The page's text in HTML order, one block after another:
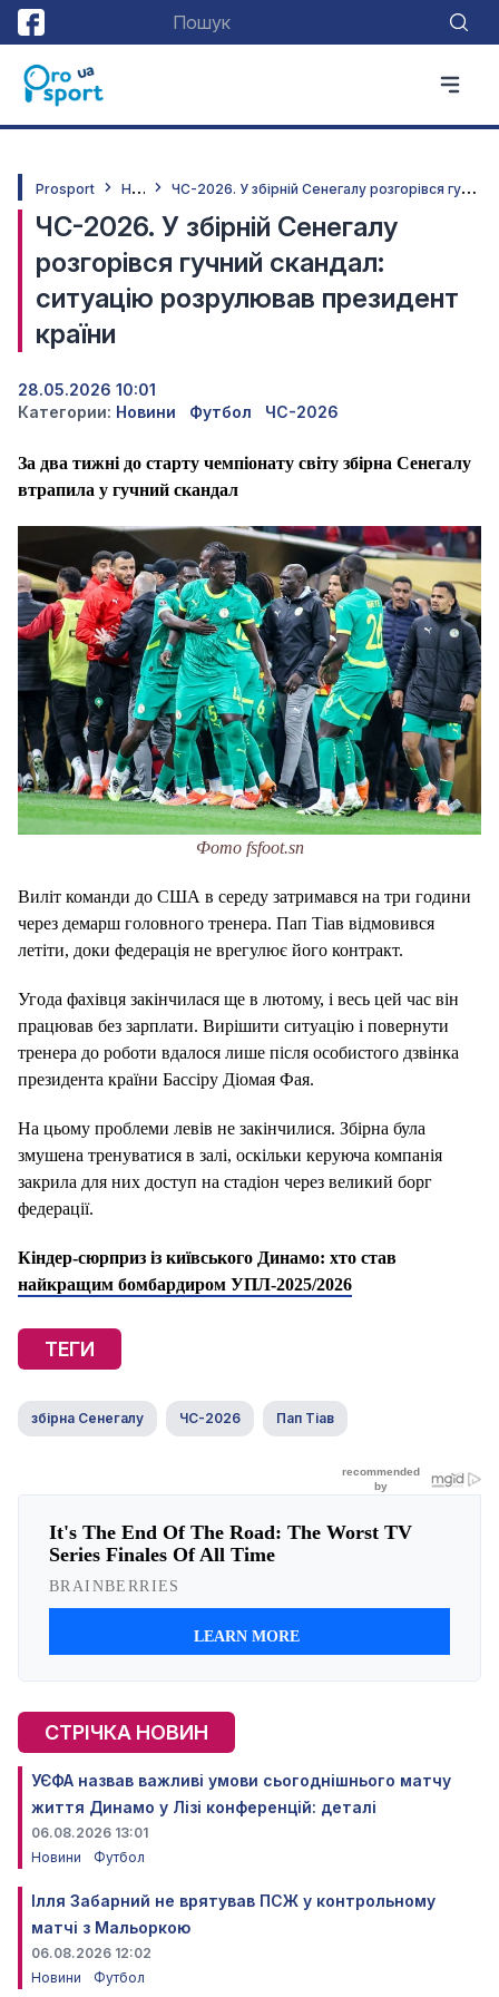
Prosport Н
овини Ч
С-2026. У збірній Сенегалу розгорівся гучний скандал: ситуацію розрулював президент країни
ЧС-2026. У збірній Сенегалу
розгорівся гучний скандал:
ситуацію розрулював президент
країни
28.05.2026 10:01
Категории: Новини Футбол ЧС-2026
За два тижні до старту чемпіонату світу збірна Сенегалу
втрапила у гучний скандал
Фото fsfoot.sn
Виліт команди до США в середу затримався на три години
через демарш головного тренера. Пап Тіав відмовився
летіти, доки федерація не врегулює його контракт.
Угода фахівця закінчилася ще в лютому, і весь цей час він
працював без зарплати. Вирішити ситуацію і повернути
тренера до роботи вдалося лише після особистого дзвінка
президента країни Бассіру Діомая Фая.
На цьому проблеми левів не закінчилися. Збірна була
змушена тренуватися в залі, оскільки керуюча компанія
закрила для них доступ на стадіон через великий борг
федерації.
Кіндер-сюрприз із київського Динамо: хто став
найкращим бомбардиром УПЛ-2025/2026
ТЕГИ
збірна Сенегалу ЧС-2026 Пап Тіав
СТРІЧКА НОВИН
УЄФА назвав важливі умови сьогоднішнього матчу
життя Динамо у Лізі конференцій: деталі
06.08.2026 13:01
Новини
Футбол
Ілля Забарний не врятував ПСЖ у контрольному
матчі з Мальоркою
06.08.2026 12:02
Новини
Футбол